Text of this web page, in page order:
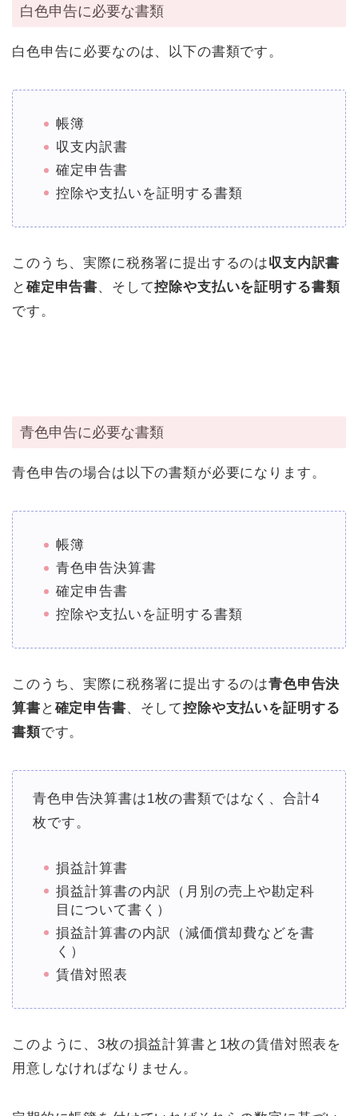
白色申告に必要な書類
白色申告に必要なのは、以下の書類です。
帳簿
収支内訳書
確定申告書
控除や支払いを証明する書類
このうち、実際に税務署に提出するのは収支内訳書
と 確定申告書、そして控除や支払いを証明する書類
です。
青色申告に必要な書類
青色申告の場合は以下の書類が必要になります。
帳簿
青色申告決算書
確定申告書
控除や支払いを証明する書類
このうち、実際に税務署に提出するのは青色申告決
算書 と 確定申告書、そして控除や支払いを証明する
書類です。
青色申告決算書は1枚の書類ではなく、合計4
枚です。
損益計算書
損益計算書の内訳（月別の売上や勘定科
目について書く）
損益計算書の内訳（減価償却費などを書
く）
賃借対照表
このように、3枚の損益計算書と1枚の賃借対照表を
用意しなければなりません。